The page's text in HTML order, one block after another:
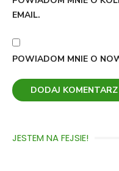
EMAIL.
POWIADOM MNIE O
JESTEM NA FEJSIE!